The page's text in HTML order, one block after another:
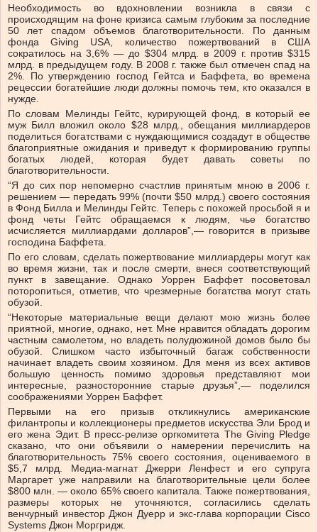
Необходимость во вдохновлении возникла в связи с
происходящим на фоне кризиса самым глубоким за последние
50 лет спадом объемов благотворительности. По данным
фонда Giving USA, количество пожертвований в США
сократилось на 3,6% — до $304 млрд. в 2009 г. против $315
млрд. в предыдущем году. В 2008 г. также был отмечен спад на
2%. По утверждению господ Гейтса и Баффета, во времена
рецессии богатейшие люди должны помочь тем, кто оказался в
нужде.
По словам Мелинды Гейтс, курирующей фонд, в который ее
муж Билл вложил около $28 млрд., обещания миллиардеров
поделиться богатствами с нуждающимися создадут в обществе
благоприятные ожидания и приведут к формированию группы
богатых людей, которая будет давать советы по
благотворительности.
“Я до сих пор непомерно счастлив принятым мною в 2006 г.
решением — передать 99% (почти $50 млрд.) своего состояния
в Фонд Билла и Мелинды Гейтс. Теперь с похожей просьбой я и
фонд четы Гейтс обращаемся к людям, чье богатство
исчисляется миллиардами долларов”,— говорится в призыве
господина Баффета.
По его словам, сделать пожертвование миллиардеры могут как
во время жизни, так и после смерти, внеся соответствующий
пункт в завещание. Однако Уоррен Баффет посоветовал
поторопиться, отметив, что чрезмерные богатства могут стать
обузой.
“Некоторые материальные вещи делают мою жизнь более
приятной, многие, однако, нет. Мне нравится обладать дорогим
частным самолетом, но владеть полудюжиной домов было бы
обузой. Слишком часто избыточный багаж собственности
начинает владеть своим хозяином. Для меня из всех активов
большую ценность помимо здоровья представляют мои
интересные, разносторонние старые друзья”,— поделился
соображениями Уоррен Баффет.
Первыми на его призыв откликнулись американские
филантропы и коллекционеры предметов искусства Эли Брод и
его жена Эдит. В пресс-релизе оргкомитета The Giving Pledge
сказано, что они объявили о намерении перечислить на
благотворительность 75% своего состояния, оцениваемого в
$5,7 млрд. Медиа-магнат Джерри Ленфест и его супруга
Маргарет уже направили на благотворительные цели более
$800 млн. — около 65% своего капитала. Также пожертвования,
размеры которых не уточняются, согласились сделать
венчурный инвестор Джон Дуерр и экс-глава корпорации Cisco
Systems Джон Моргридж.